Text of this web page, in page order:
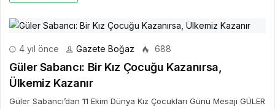
4 yıl önce Gazete Boğaz 688
Güler Sabancı: Bir Kız Çocuğu Kazanırsa,
Ülkemiz Kazanır
Güler Sabancı’dan 11 Ekim Dünya Kız Çocukları Günü Mesajı GÜLER